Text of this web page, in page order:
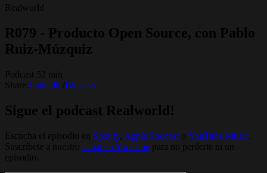
Realworld
R079 - Producto Open Source, con Pablo
Ruiz-Múzquiz
Podcast 52 min
Share: Linkedin Bluesky
Sigue el podcast Realworld!
Escucha el episodio en Spotify, ⁠⁠ Apple Podcast ⁠⁠ o ⁠⁠ YouTube Music
Suscríbete a nuestro canal en YouTube para no perderte ni un
episodio.